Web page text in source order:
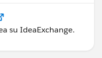
su IdeaExchange.